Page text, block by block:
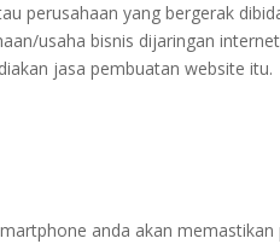
perusahaan yang bergerak
usaha bisnis dijaringan
jasa pembuatan website itu.
anda akan